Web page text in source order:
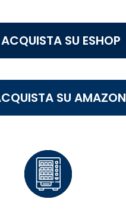
ACQUISTA SU ESHOP
SU AMAZON